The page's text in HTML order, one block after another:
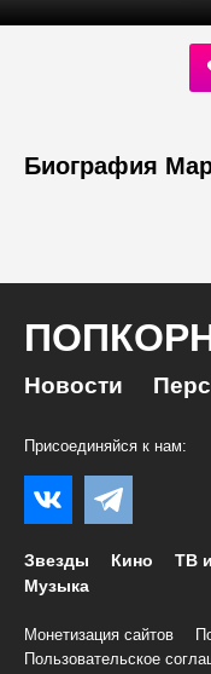
Биография
Новости
Присоединяйся к нам:
Звезды Кино ТВ
Музыка
Монетизация сайтов
Пользовательское